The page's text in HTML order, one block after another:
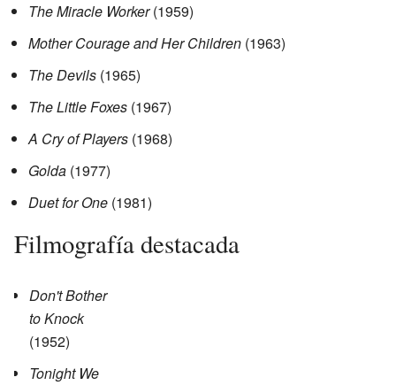
The Miracle Worker(1959)
Mother Courage and Her Children (1963)
The Devils (1965)
The Little Foxes (1967)
A Cry of Players (1968)
Golda (1977)
Duet for One (1981)
Filmografía destacada
Don't Bother
to Knock
(1952)
Tonight We